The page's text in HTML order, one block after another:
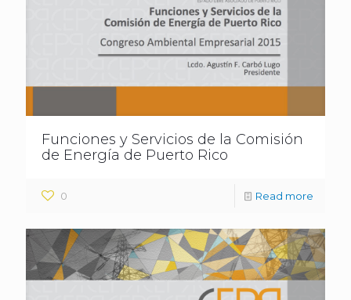
Funciones y Servicios de la Comisión
de Energía de Puerto Rico
0 Read more